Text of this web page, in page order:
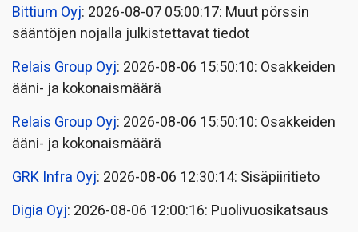
Bittium Oyj: 2026-08-07 05:00:17: Muut pörssin
sääntöjen nojalla julkistettavat tiedot
Relais Group Oyj: 2026-08-06 15:50:10: Osakkeiden
ääni- ja kokonaismäärä
Relais Group Oyj: 2026-08-06 15:50:10: Osakkeiden
ääni- ja kokonaismäärä
GRK Infra Oyj: 2026-08-06 12:30:14: Sisäpiiritieto
Digia Oyj: 2026-08-06 12:00:16: Puolivuosikatsaus